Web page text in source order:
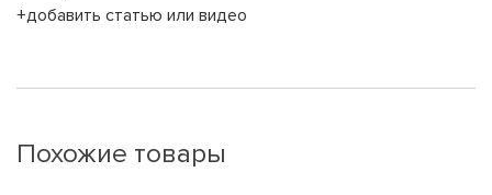
+добавить статью или видео
Похожие товары